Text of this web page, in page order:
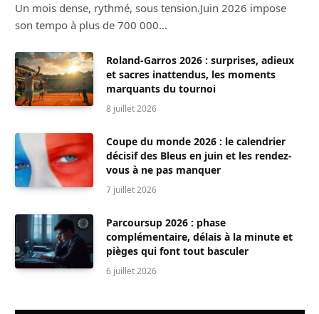
Un mois dense, rythmé, sous tension.Juin 2026 impose
son tempo à plus de 700 000…
Roland-Garros 2026 : surprises, adieux
et sacres inattendus, les moments
marquants du tournoi
8 juillet 2026
Coupe du monde 2026 : le calendrier
décisif des Bleus en juin et les rendez-
vous à ne pas manquer
7 juillet 2026
Parcoursup 2026 : phase
complémentaire, délais à la minute et
pièges qui font tout basculer
6 juillet 2026